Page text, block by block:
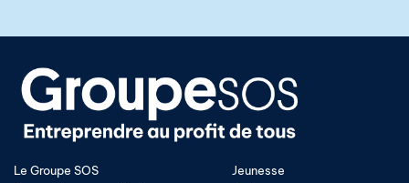
Le Groupe SOS
Jeunesse